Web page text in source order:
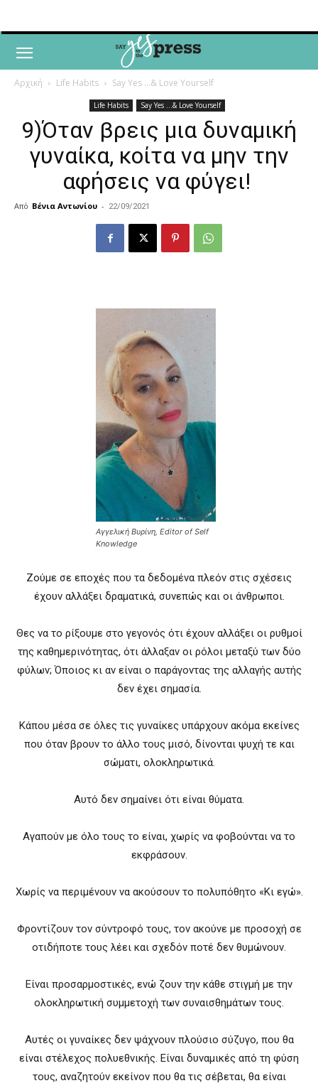
Αρχική Life Habits Say Yes ...& Love Yourself
Life Habits Say Yes ...& Love Yourself
9)Όταν βρεις μια δυναμική
γυναίκα, κοίτα να μην την
αφήσεις να φύγει!
Από Βένια Αντωνίου - 22/09/2021
Αγγελική Βυρίνη, Editor of Self
Knowledge
Ζούμε σε εποχές που τα δεδομένα πλεόν στις σχέσεις
έχουν αλλάξει δραματικά, συνεπώς και οι άνθρωποι.
Θες να το ρίξουμε στο γεγονός ότι έχουν αλλάξει οι ρυθμοί
της καθημερινότητας, ότι άλλαξαν οι ρόλοι μεταξύ των δύο
φύλων; Όποιος κι αν είναι ο παράγοντας της αλλαγής αυτής
δεν έχει σημασία.
Κάπου μέσα σε όλες τις γυναίκες υπάρχουν ακόμα εκείνες
που όταν βρουν το άλλο τους μισό, δίνονται ψυχή τε και
σώματι, ολοκληρωτικά.
Αυτό δεν σημαίνει ότι είναι θύματα.
Αγαπούν με όλο τους το είναι, χωρίς να φοβούνται να το
εκφράσουν.
Χωρίς να περιμένουν να ακούσουν το πολυπόθητο «Κι εγώ».
Φροντίζουν τον σύντροφό τους, τον ακούνε με προσοχή σε
οτιδήποτε τους λέει και σχεδόν ποτέ δεν θυμώνουν.
Είναι προσαρμοστικές, ενώ ζουν την κάθε στιγμή με την
ολοκληρωτική συμμετοχή των συναισθημάτων τους.
Αυτές οι γυναίκες δεν ψάχνουν πλούσιο σύζυγο, που θα
είναι στέλεχος πολυεθνικής. Είναι δυναμικές από τη φύση
τους, αναζητούν εκείνον που θα τις σέβεται, θα είναι